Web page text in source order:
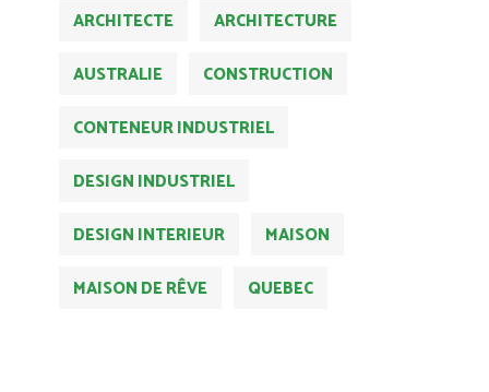
ARCHITECTE
ARCHITECTURE
AUSTRALIE
CONSTRUCTION
CONTENEUR INDUSTRIEL
DESIGN INDUSTRIEL
DESIGN INTERIEUR
MAISON
MAISON DE RÊVE
QUEBEC